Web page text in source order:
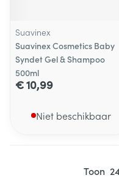
Suavinex
Suavinex Cosmetics Baby
Syndet Gel & Shampoo
500ml
€ 10,99
Niet beschikbaar
Toon